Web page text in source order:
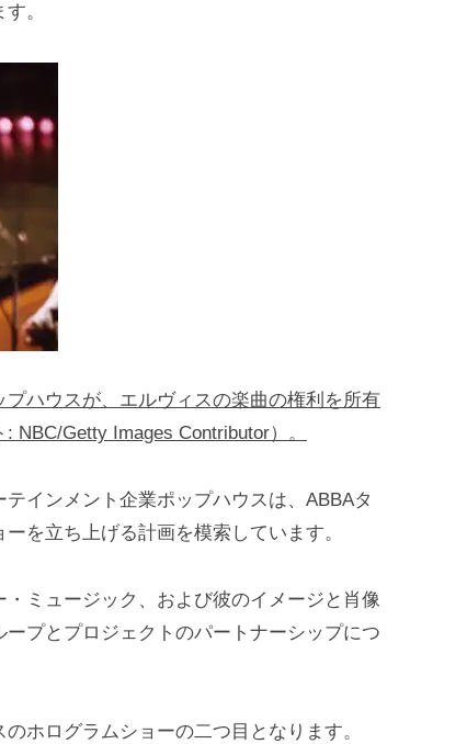
。
ハウスが、エルヴィスの楽曲の権利を所有
NBC/Getty Images Contributor）。
インメント企業ポップハウスは、ABBAタ
を立ち上げる計画を模索しています。
ミュージック、および彼のイメージと肖像
プとプロジェクトのパートナーシップにつ
ホログラムショーの二つ目となります。